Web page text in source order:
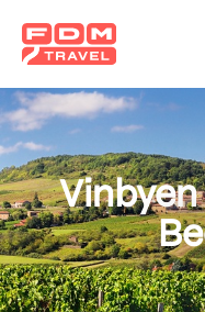
Gå
til
hovedindhold